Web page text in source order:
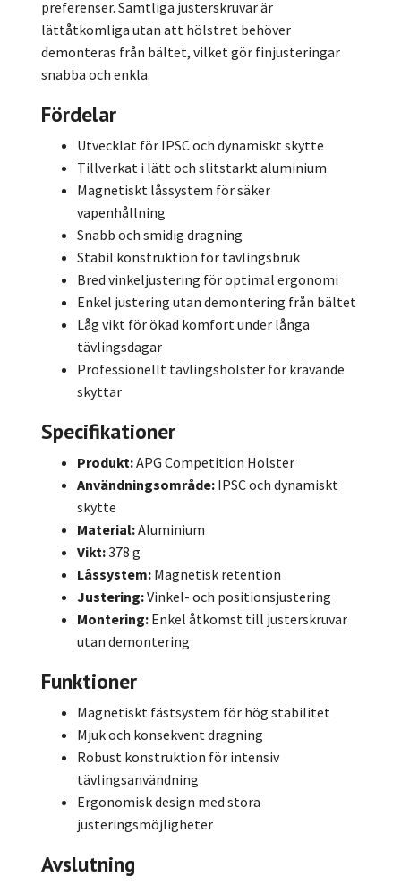
preferenser. Samtliga justerskruvar är
lättåtkomliga utan att hölstret behöver
demonteras från bältet, vilket gör finjusteringar
snabba och enkla.
Fördelar
Utvecklat för IPSC och dynamiskt skytte
Tillverkat i lätt och slitstarkt aluminium
Magnetiskt låssystem för säker
vapenhållning
Snabb och smidig dragning
Stabil konstruktion för tävlingsbruk
Bred vinkeljustering för optimal ergonomi
Enkel justering utan demontering från bältet
Låg vikt för ökad komfort under långa
tävlingsdagar
Professionellt tävlingshölster för krävande
skyttar
Specifikationer
Produkt:APG Competition Holster
Användningsområde: IPSC och dynamiskt
skytte
Material:Aluminium
Vikt:378 g
Låssystem: Magnetisk retention
Justering:Vinkel- och positionsjustering
Montering: Enkel åtkomst till justerskruvar
utan demontering
Funktioner
Magnetiskt fästsystem för hög stabilitet
Mjuk och konsekvent dragning
Robust konstruktion för intensiv
tävlingsanvändning
Ergonomisk design med stora
justeringsmöjligheter
Avslutning